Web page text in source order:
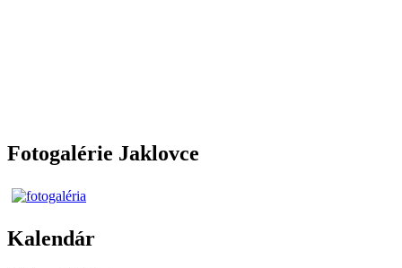
Fotogalérie Jaklovce
Kalendár